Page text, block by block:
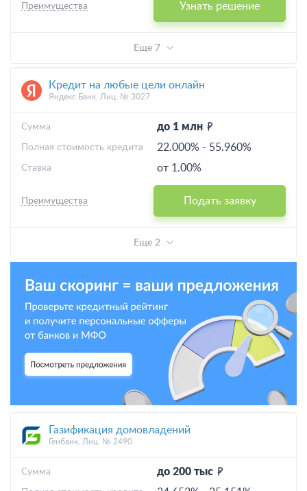
Узнать решение
Преимущества
Еще 7
Кредит на любые цели онлайн
Яндекс Банк, Лиц. № 3027
до 1 млн
Cумма
22.000% - 55.960%
Полная стоимость кредита
от 1.00%
Ставка
Подать заявку
Преимущества
Еще 2
Газификация домовладений
Генбанк, Лиц. № 2490
до 200 тыс
Cумма